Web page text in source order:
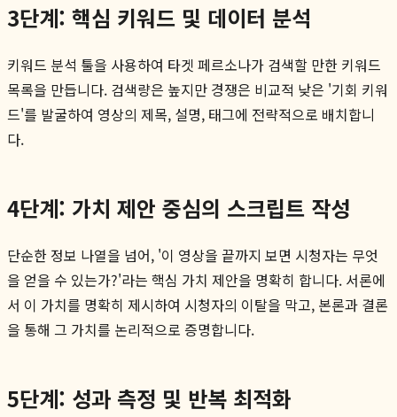
3단계: 핵심 키워드 및 데이터 분석
키워드 분석 툴을 사용하여 타겟 페르소나가 검색할 만한 키워드
목록을 만듭니다. 검색량은 높지만 경쟁은 비교적 낮은 '기회 키워
드'를 발굴하여 영상의 제목, 설명, 태그에 전략적으로 배치합니
다.
4단계: 가치 제안 중심의 스크립트 작성
단순한 정보 나열을 넘어, '이 영상을 끝까지 보면 시청자는 무엇
을 얻을 수 있는가?'라는 핵심 가치 제안을 명확히 합니다. 서론에
서 이 가치를 명확히 제시하여 시청자의 이탈을 막고, 본론과 결론
을 통해 그 가치를 논리적으로 증명합니다.
5단계: 성과 측정 및 반복 최적화